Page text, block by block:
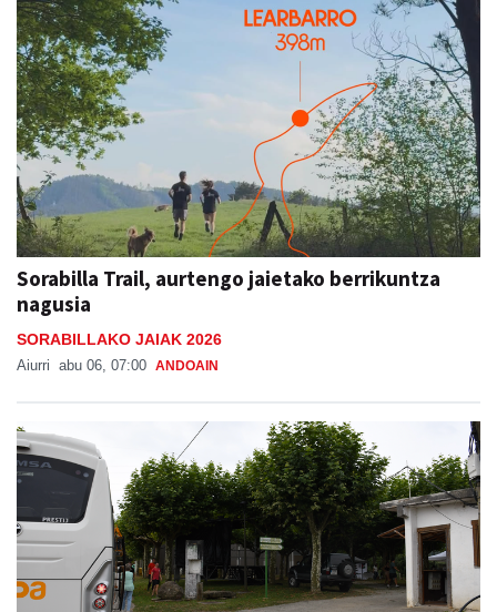
Sorabilla Trail, aurtengo jaietako berrikuntza
nagusia
SORABILLAKO JAIAK 2026
Aiurri abu 06, 07:00 ANDOAIN